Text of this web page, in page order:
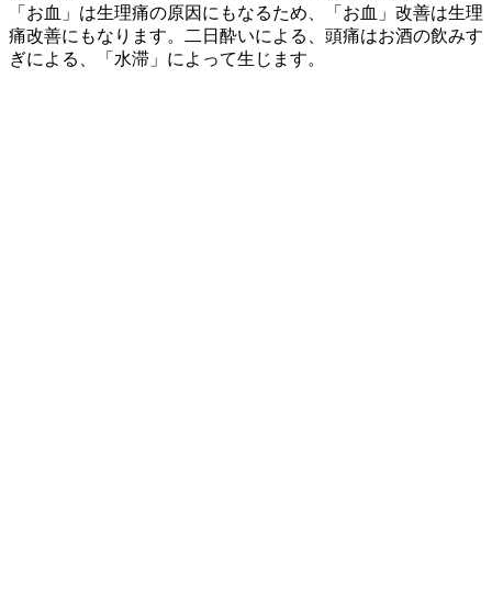
「お血」は生理痛の原因にもなるため、「お血」改善は生理
痛改善にもなります。二日酔いによる、頭痛はお酒の飲みす
ぎによる、「水滞」によって生じます。